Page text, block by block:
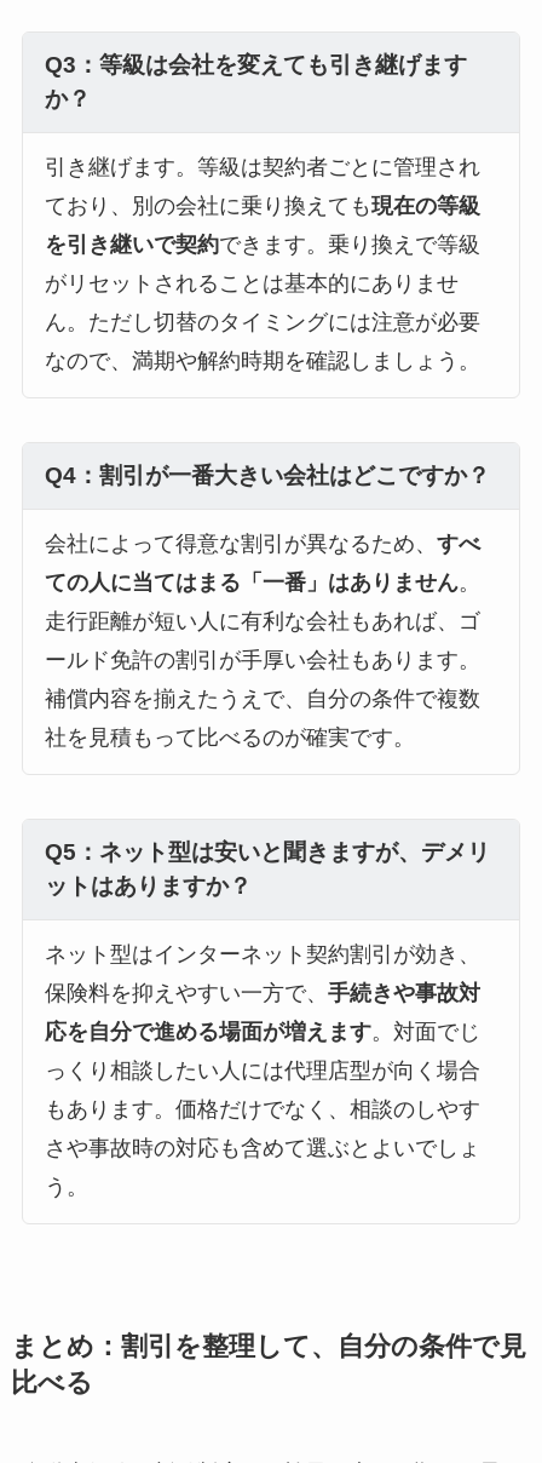
Q3：等級は会社を変えても引き継げます
か？
引き継げます。等級は契約者ごとに管理され
ており、別の会社に乗り換えても現在の等級
を引き継いで契約できます。乗り換えで等級
がリセットされることは基本的にありませ
ん。ただし切替のタイミングには注意が必要
なので、満期や解約時期を確認しましょう。
Q4：割引が一番大きい会社はどこですか？
会社によって得意な割引が異なるため、 すべ
ての人に当てはまる「一番」はありません。
走行距離が短い人に有利な会社もあれば、ゴ
ールド免許の割引が手厚い会社もあります。
補償内容を揃えたうえで、自分の条件で複数
社を見積もって比べるのが確実です。
Q5：ネット型は安いと聞きますが、デメリ
ットはありますか？
ネット型はインターネット契約割引が効き、
保険料を抑えやすい一方で、 手続きや事故対
応を自分で進める場面が増えます。対面でじ
っくり相談したい人には代理店型が向く場合
もあります。価格だけでなく、相談のしやす
さや事故時の対応も含めて選ぶとよいでしょ
う。
まとめ：割引を整理して、自分の条件で見
比べる